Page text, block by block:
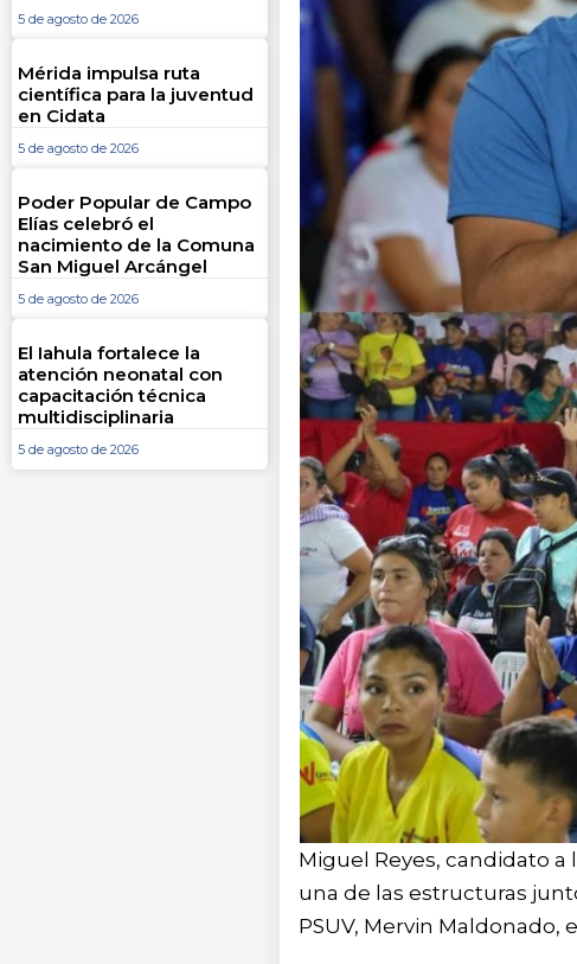
5 de agosto de 2026
Mérida impulsa ruta
científica para la juventud
en Cidata
5 de agosto de 2026
Poder Popular de Campo
Elías celebró el
nacimiento de la Comuna
San Miguel Arcángel
5 de agosto de 2026
El Iahula fortalece la
atención neonatal con
capacitación técnica
multidisciplinaria
5 de agosto de 2026
Miguel Reyes, candidato
una de las estructuras
PSUV, Mervin Maldonado,